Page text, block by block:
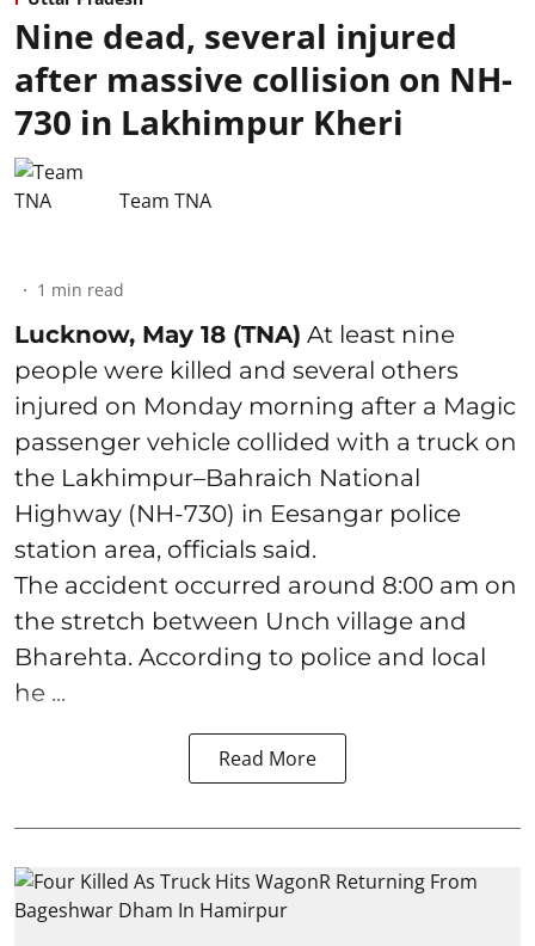
Nine dead, several injured
after massive collision on NH-
730 in Lakhimpur Kheri
Team TNA
1 min read
Lucknow, May 18 (TNA) At least nine
people were killed and several others
injured on Monday morning after a Magic
passenger vehicle collided with a truck on
the Lakhimpur–Bahraich National
Highway (NH-730) in Eesangar police
station area, officials said.
The accident occurred around 8:00 am on
the stretch between Unch village and
Bharehta. According to police and local
he ...
Read More